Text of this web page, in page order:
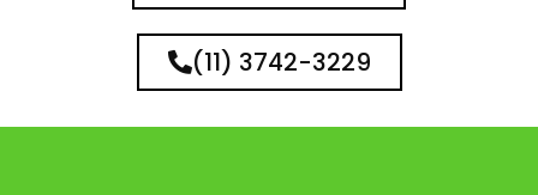
(11) 3742-3229